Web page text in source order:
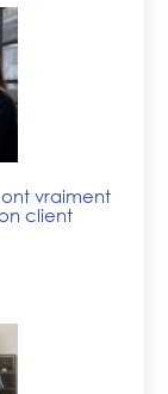
vraiment
client